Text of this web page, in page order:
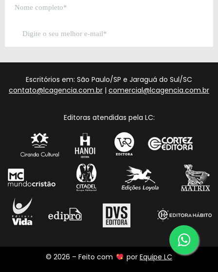
Escritórios em: São Paulo/SP e Jaraguá do Sul/SC
contato@lcagencia.com.br | comercial@lcagencia.com.br
Editoras atendidas pela LC:
© 2026 – Feito com por Equipe LC